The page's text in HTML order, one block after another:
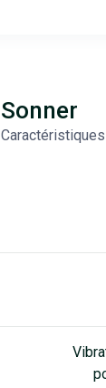
Sonner
Caractéristiques